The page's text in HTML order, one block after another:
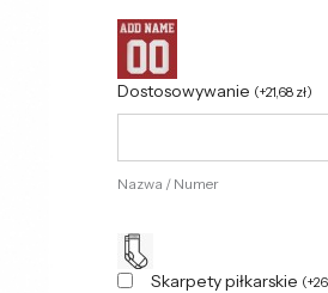
Dostosowywanie (+21,68 zł)
Nazwa / Numer
Skarpety piłkarskie (+